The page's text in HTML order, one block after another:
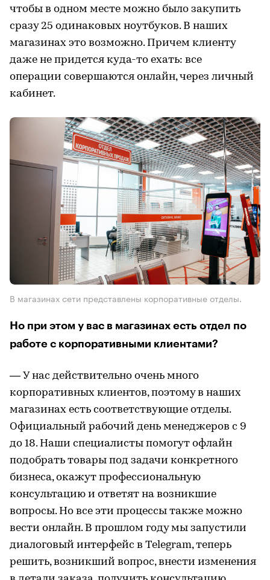
чтобы в одном месте можно было закупить
сразу 25 одинаковых ноутбуков. В наших
магазинах это возможно. Причем клиенту
даже не придется куда-то ехать: все
операции совершаются онлайн, через личный
кабинет.
В магазинах сети представлены корпоративные отделы.
Но при этом у вас в магазинах есть отдел по
работе с корпоративными клиентами?
— У нас действительно очень много
корпоративных клиентов, поэтому в наших
магазинах есть соответствующие отделы.
Официальный рабочий день менеджеров с 9
до 18. Наши специалисты помогут офлайн
подобрать товары под задачи конкретного
бизнеса, окажут профессиональную
консультацию и ответят на возникшие
вопросы. Но все эти процессы также можно
вести онлайн. В прошлом году мы запустили
диалоговый интерфейс в Telegram, теперь
решить, возникший вопрос, внести изменения